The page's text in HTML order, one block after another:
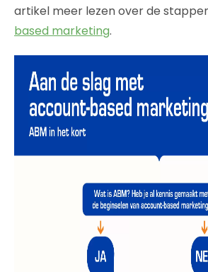
artikel meer lezen over de
based marketing.